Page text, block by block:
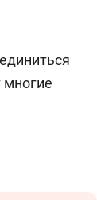
многие